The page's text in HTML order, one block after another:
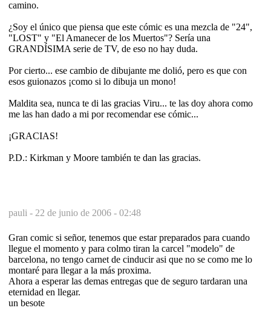
camino.
¿Soy el único que piensa que este cómic es una mezcla de "24",
"LOST" y "El Amanecer de los Muertos"? Sería una
GRANDÍSIMA serie de TV, de eso no hay duda.
Por cierto... ese cambio de dibujante me dolió, pero es que con
esos guionazos ¡como si lo dibuja un mono!
Maldita sea, nunca te di las gracias Viru... te las doy ahora como
me las han dado a mi por recomendar ese cómic...
¡GRACIAS!
P.D.: Kirkman y Moore también te dan las gracias.
pauli - 22 de junio de 2006 - 02:48
Gran comic si señor, tenemos que estar preparados para cuando
llegue el momento y para colmo tiran la carcel "modelo" de
barcelona, no tengo carnet de cinducir asi que no se como me lo
montaré para llegar a la más proxima.
Ahora a esperar las demas entregas que de seguro tardaran una
eternidad en llegar.
un besote